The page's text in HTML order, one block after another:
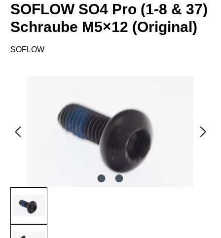
SOFLOW SO4 Pro (1-8 & 37)
Schraube M5×12 (Original)
SOFLOW